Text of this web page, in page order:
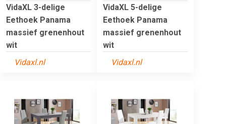
VidaXL 3-delige
Eethoek Panama
massief grenenhout
wit
Vidaxl.nl
VidaXL 5-delige
Eethoek Panama
massief grenenhout
wit
Vidaxl.nl